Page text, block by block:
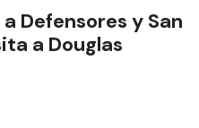
Defensores y San
a Douglas